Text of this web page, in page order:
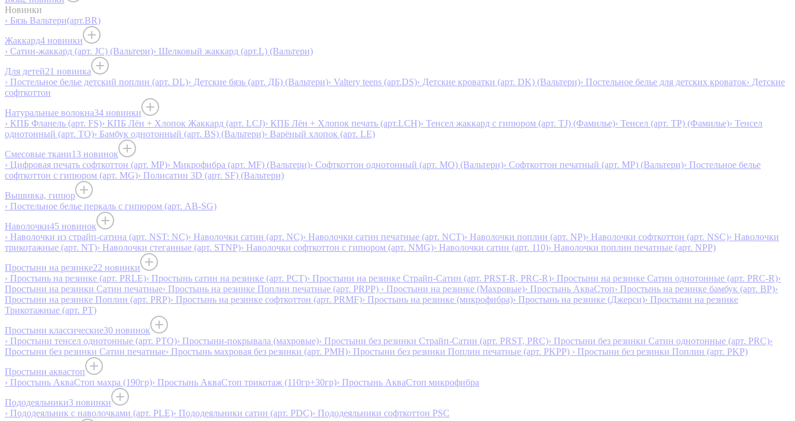
Новинки
› Бязь Вальтери(арт.BR)
Жаккард4 новинки
› Сатин-жаккард (арт. JC) (Вальтери)› Шелковый жаккард (арт.L) (Вальтери)
Для детей21 новинка
› Постельное белье детский поплин (арт. DL)› Детские бязь (арт. ДБ) (Вальтери)› Valtery teens (арт.DS)› Детские кроватки (арт. DK) (Вальтери)› Постельное белье для детских кроваток› Детские
софткоттон
Натуральные волокна34 новинки
› КПБ Фланель (арт. FS)› КПБ Лён + Хлопок Жаккард (арт. LCJ)› КПБ Лён + Хлопок печать (арт.LCH)› Тенсел жаккард с гипюром (арт. TJ) (Фамилье)› Тенсел (арт. ТР) (Фамилье)› Тенсел
однотонный (арт. TO)› Бамбук однотонный (арт. BS) (Вальтери)› Варёный хлопок (арт. LE)
Смесовые ткани13 новинок
› Цифровая печать софткоттон (арт. MP)› Микрофибра (арт. MF) (Вальтери)› Софткоттон однотонный (арт. MO) (Вальтери)› Софткоттон печатный (арт. MР) (Вальтери)› Постельное белье
софткоттон с гипюром (арт. MG)› Полисатин 3D (арт. SF) (Вальтери)
Вышивка, гипюр
› Постельное белье перкаль с гипюром (арт. AB-SG)
Наволочки45 новинок
› Наволочки из страйп-сатина (арт. NST: NC)› Наволочки сатин (арт. NC)› Наволочки сатин печатные (арт. NCT)› Наволочки поплин (арт. NP)› Наволочки софткоттон (арт. NSC)› Наволочки
трикотажные (арт. NT)› Наволочки стеганные (арт. STNP)› Наволочки софткоттон с гипюром (арт. NMG)› Наволочки сатин (арт. 110)› Наволочки поплин печатные (арт. NPP)
Простыни на резинке22 новинки
› Простынь на резинке (арт. PRLE)› Простынь сатин на резинке (арт. PCT)› Простыни на резинке Страйп-Сатин (арт. PRST-R, PRC-R)› Простыни на резинке Сатин однотонные (арт. PRC-R)›
Простыни на резинки Сатин печатные› Простынь на резинке Поплин печатные (арт. PRPP) › Простыни на резинке (Махровые)› Простынь АкваСтоп› Простынь на резинке бамбук (арт. BP)›
Простыни на резинке Поплин (арт. PRP)› Простынь на резинке софткоттон (арт. PRMF)› Простынь на резинке (микрофибра)› Простынь на резинке (Джерси)› Простыни на резинке
Трикотажные (арт. РТ)
Простыни классические30 новинок
› Простыни тенсел однотонные (арт. PTO)› Простыни-покрывала (махровые)› Простыни без резинки Страйп-Сатин (арт. PRST, PRC)› Простыни без резинки Сатин однотонные (арт. PRC)›
Простыни без резинки Сатин печатные› Простынь махровая без резинки (арт. PMH)› Простыни без резинки Поплин печатные (арт. PKPP) › Простыни без резинки Поплин (арт. PKP)
Простыни аквастоп
› Простынь АкваСтоп махра (190гр)› Простынь АкваСтоп трикотаж (110гр+30гр)› Простынь АкваСтоп микрофибра
Пододеяльники3 новинки
› Пододеяльник с наволочками (арт. PLE)› Пододеяльники сатин (арт. PDC)› Пододеяльники софткоттон PSC